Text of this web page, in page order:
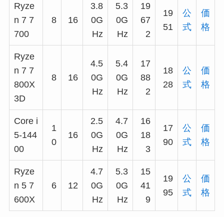
Ryze
n 7 7
700
8 16
3.8
0G
Hz
5.3
0G
Hz
19
67
2
19
51
公
式
価
格
Ryze
n 7 7
800X
3D
8 16
4.5
0G
Hz
5.4
0G
Hz
17
88
2
18
28
公
式
価
格
Core i
5-144
00
1
0
16
2.5
0G
Hz
4.7
0G
Hz
16
18
3
17
90
公
式
価
格
Ryze
n 5 7
600X
6 12
4.7
0G
Hz
5.3
0G
Hz
15
41
9
19
95
公
式
価
格